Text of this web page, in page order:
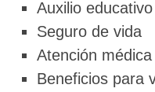
Auxilio
Seguro de vida
Atención
Beneficios para